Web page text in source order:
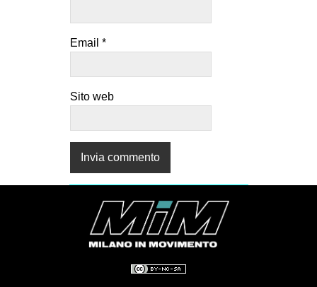
Email *
Sito web